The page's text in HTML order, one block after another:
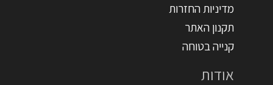
מדיניות החזרות
תקנון האתר
קנייה בטוחה
אודות